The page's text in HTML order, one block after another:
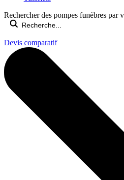
Rechercher des pompes funèbres par
Devis comparatif